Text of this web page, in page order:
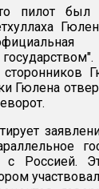
пилот был
Гюлена
с Россией.